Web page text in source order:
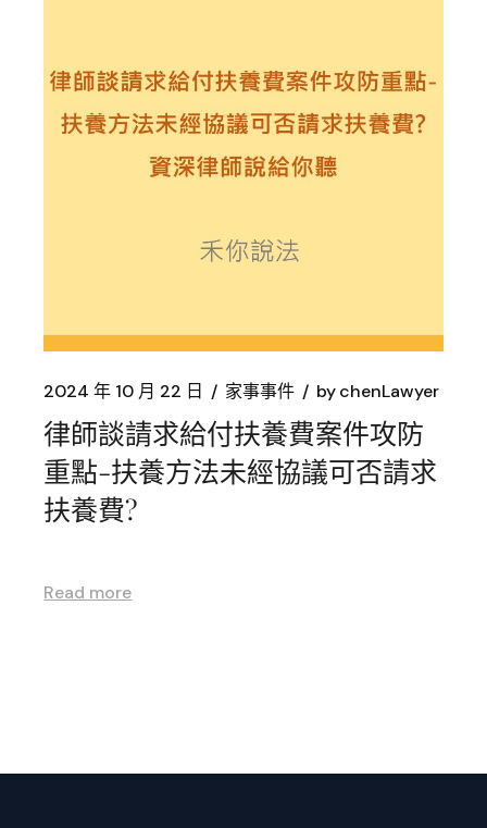
2024 年 10 月 22 日 家事事件 bychenLawyer
律師談請求給付扶養費案件攻防
重點-扶養方法未經協議可否請求
扶養費?
Read more